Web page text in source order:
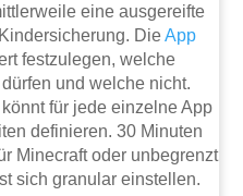
eine ausgereifte
DieApp
festzulegen, welche
und welche nicht.
für jede einzelne App
definieren. 30 Minuten
Minecraft oder unbegrenzt
sich granular einstellen.